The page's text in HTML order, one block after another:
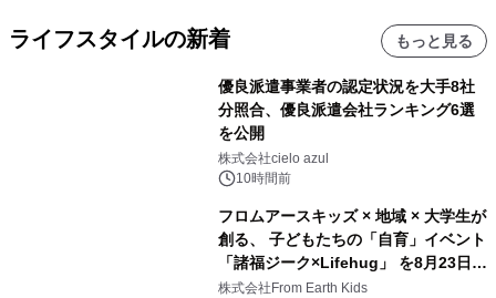
ライフスタイルの新着 もっと見る
優良派遣事業者の認定状況を大手8社
分照合、優良派遣会社ランキング6選
を公開
株式会社cielo azul
10時間前
フロムアースキッズ × 地域 × 大学生が
創る、 子どもたちの「自育」イベント
「諸福ジーク×Lifehug」 を8月23日
(日)開催
株式会社From Earth Kids